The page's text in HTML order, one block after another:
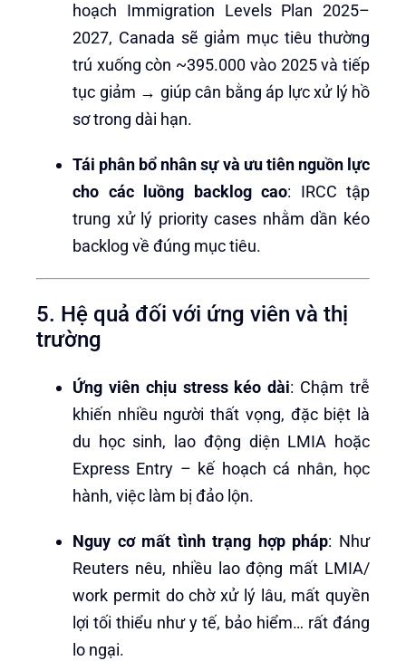
hoạch Immigration Levels Plan 2025–
2027, Canada sẽ giảm mục tiêu thường
trú xuống còn ~395.000 vào 2025 và tiếp
tục giảm → giúp cân bằng áp lực xử lý hồ
sơ trong dài hạn.
Tái phân bổ nhân sự và ưu tiên nguồn lực
cho các luồng backlog cao: IRCC tập
trung xử lý priority cases nhằm dần kéo
backlog về đúng mục tiêu.
5. Hệ quả đối với ứng viên và thị
trường
Ứng viên chịu stress kéo dài: Chậm trễ
khiến nhiều người thất vọng, đặc biệt là
du học sinh, lao động diện LMIA hoặc
Express Entry – kế hoạch cá nhân, học
hành, việc làm bị đảo lộn.
Nguy cơ mất tình trạng hợp pháp: Như
Reuters nêu, nhiều lao động mất LMIA/
work permit do chờ xử lý lâu, mất quyền
lợi tối thiểu như y tế, bảo hiểm… rất đáng
lo ngại.